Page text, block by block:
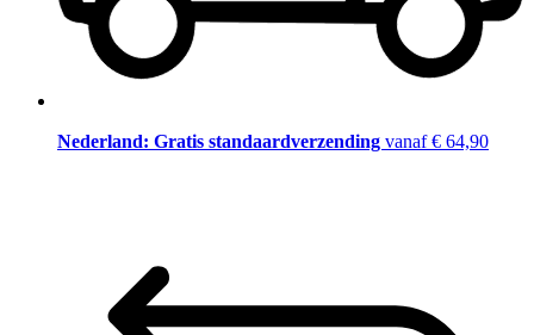
Nederland: Gratis standaardverzending vanaf € 64,90